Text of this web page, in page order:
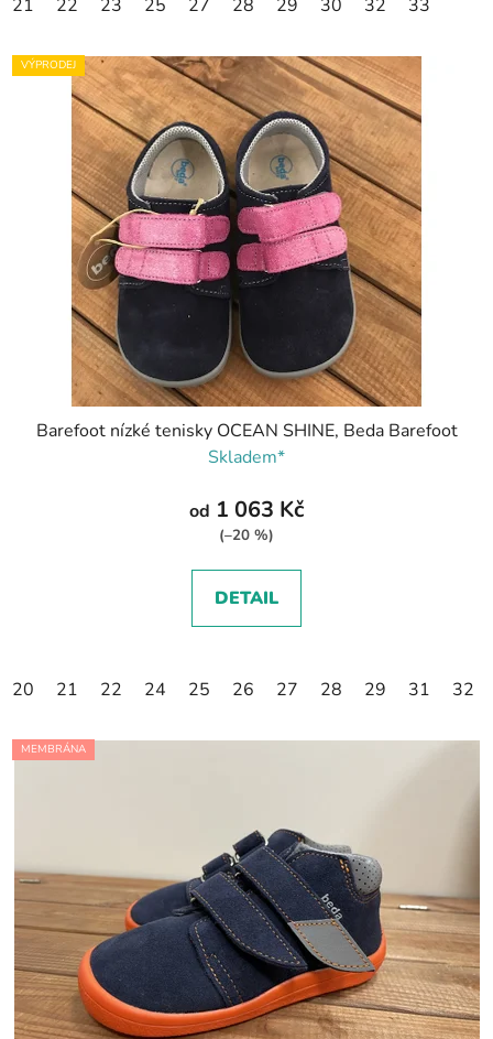
21 22 23 25 27 28 29 30 32 33
VÝPRODEJ
Barefoot nízké tenisky OCEAN SHINE, Beda Barefoot
Skladem*
od 1 063 Kč
(–20 %)
DETAIL
20 21 22 24 25 26 27 28 29 31 32
MEMBRÁNA